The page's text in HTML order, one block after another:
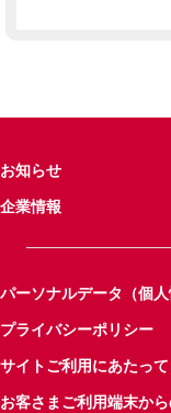
お知らせ
企業情報
パーソナルデータ（個
プライバシーポリシー
サイトご利用にあたって
お客さまご利用端末か